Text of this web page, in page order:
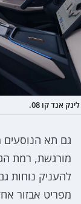
לינק אנד קו 08.
גם תא
מורגשת, רמת
להעניק נוחות
מפריט אבזור